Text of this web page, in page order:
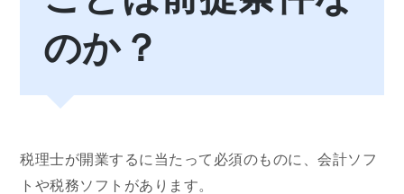
のか？
税理士が開業するに当たって必須のものに、会計ソフ
トや税務ソフトがあります。